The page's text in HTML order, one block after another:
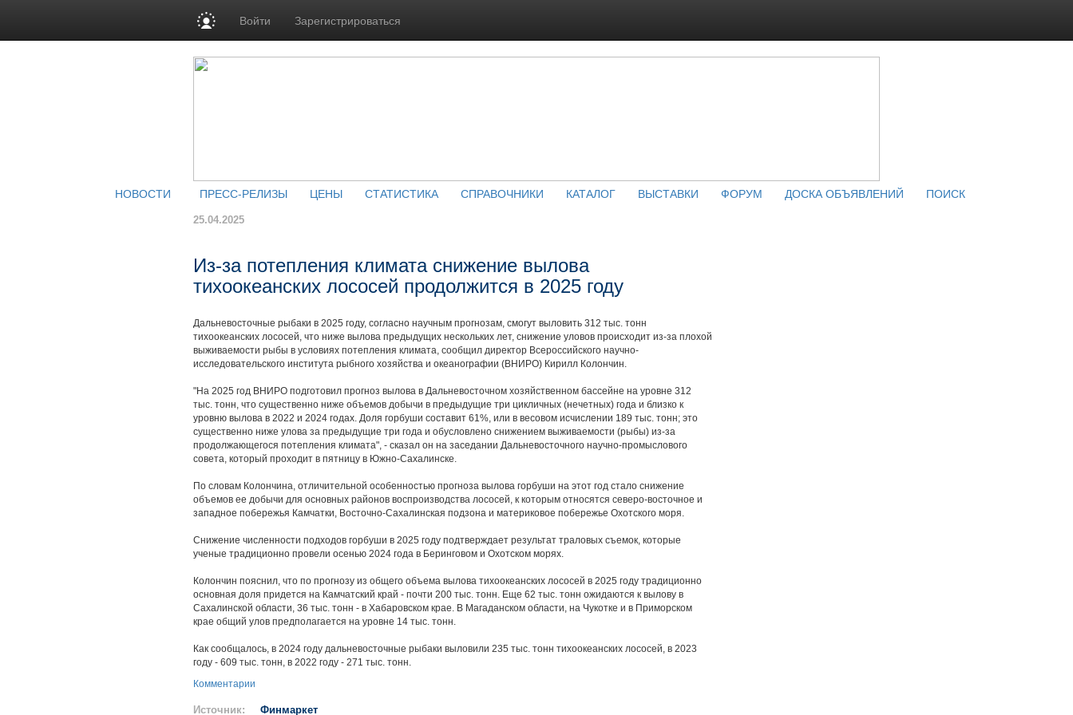
Войти Зарегистрироваться
НОВОСТИ ПРЕСС-РЕЛИЗЫ ЦЕНЫ СТАТИСТИКА СПРАВОЧНИКИ КАТАЛОГ ВЫСТАВКИ ФОРУМ ДОСКА ОБЪЯВЛЕНИЙ ПОИСК
25.04.2025
Из-за потепления климата снижение вылова
тихоокеанских лососей продолжится в 2025 году
Дальневосточные рыбаки в 2025 году, согласно научным прогнозам, смогут выловить 312 тыс. тонн
тихоокеанских лососей, что ниже вылова предыдущих нескольких лет, снижение уловов происходит из-за плохой
выживаемости рыбы в условиях потепления климата, сообщил директор Всероссийского научно-
исследовательского института рыбного хозяйства и океанографии (ВНИРО) Кирилл Колончин.
"На 2025 год ВНИРО подготовил прогноз вылова в Дальневосточном хозяйственном бассейне на уровне 312
тыс. тонн, что существенно ниже объемов добычи в предыдущие три цикличных (нечетных) года и близко к
уровню вылова в 2022 и 2024 годах. Доля горбуши составит 61%, или в весовом исчислении 189 тыс. тонн; это
существенно ниже улова за предыдущие три года и обусловлено снижением выживаемости (рыбы) из-за
продолжающегося потепления климата", - сказал он на заседании Дальневосточного научно-промыслового
совета, который проходит в пятницу в Южно-Сахалинске.
По словам Колончина, отличительной особенностью прогноза вылова горбуши на этот год стало снижение
объемов ее добычи для основных районов воспроизводства лососей, к которым относятся северо-восточное и
западное побережья Камчатки, Восточно-Сахалинская подзона и материковое побережье Охотского моря.
Снижение численности подходов горбуши в 2025 году подтверждает результат траловых съемок, которые
ученые традиционно провели осенью 2024 года в Беринговом и Охотском морях.
Колончин пояснил, что по прогнозу из общего объема вылова тихоокеанских лососей в 2025 году традиционно
основная доля придется на Камчатский край - почти 200 тыс. тонн. Еще 62 тыс. тонн ожидаются к вылову в
Сахалинской области, 36 тыс. тонн - в Хабаровском крае. В Магаданском области, на Чукотке и в Приморском
крае общий улов предполагается на уровне 14 тыс. тонн.
Как сообщалось, в 2024 году дальневосточные рыбаки выловили 235 тыс. тонн тихоокеанских лососей, в 2023
году - 609 тыс. тонн, в 2022 году - 271 тыс. тонн.
Комментарии
Источник: Финмаркет